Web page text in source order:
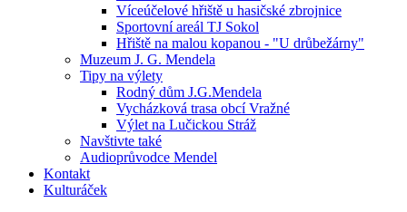
Víceúčelové hřiště u hasičské zbrojnice
Sportovní areál TJ Sokol
Hřiště na malou kopanou - "U drůbežárny"
Muzeum J. G. Mendela
Tipy na výlety
Rodný dům J.G.Mendela
Vycházková trasa obcí Vražné
Výlet na Lučickou Stráž
Navštivte také
Audioprůvodce Mendel
Kontakt
Kulturáček